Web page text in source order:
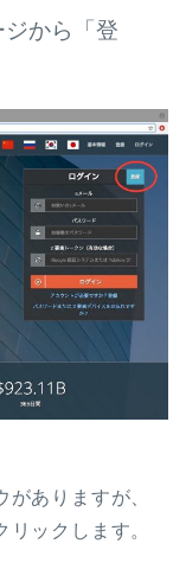
から「登
ありますが、
ックします。